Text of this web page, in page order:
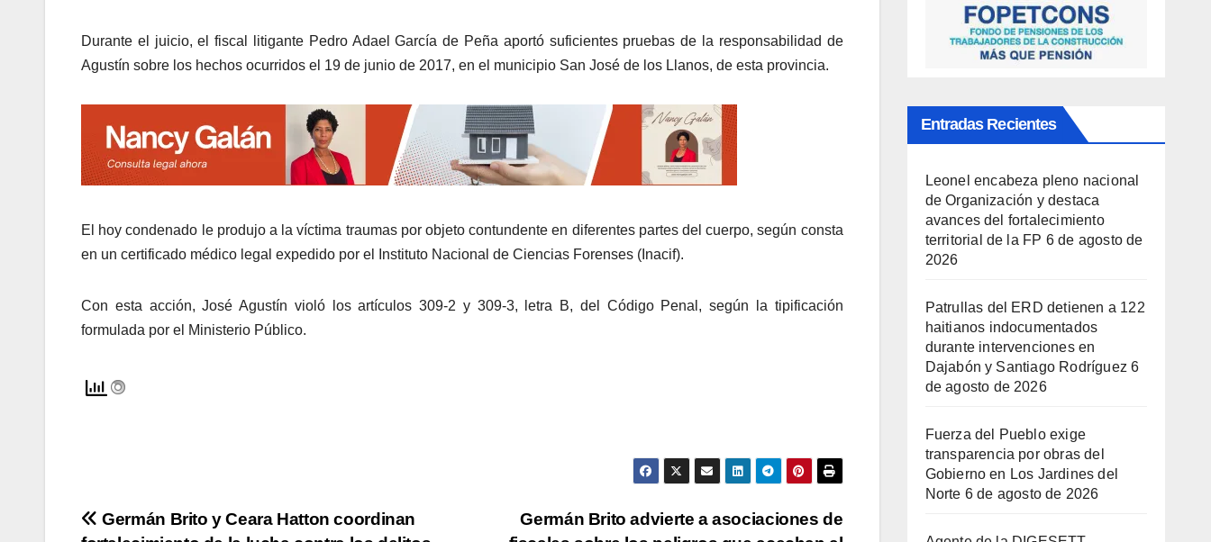
Durante el juicio, el fiscal litigante Pedro Adael García de Peña aportó suficientes pruebas de la responsabilidad de
Agustín sobre los hechos ocurridos el 19 de junio de 2017, en el municipio San José de los Llanos, de esta provincia.
El hoy condenado le produjo a la víctima traumas por objeto contundente en diferentes partes del cuerpo, según consta
en un certificado médico legal expedido por el Instituto Nacional de Ciencias Forenses (Inacif).
Con esta acción, José Agustín violó los artículos 309-2 y 309-3, letra B, del Código Penal, según la tipificación
formulada por el Ministerio Público.
Navegación
Germán Brito advierte a asociaciones de
Germán Brito y Ceara Hatton coordinan
Entradas Recientes
Leonel encabeza pleno nacional
de Organización y destaca
avances del fortalecimiento
territorial de la FP 6 de agosto de
2026
Patrullas del ERD detienen a 122
haitianos indocumentados
durante intervenciones en
Dajabón y Santiago Rodríguez 6
de agosto de 2026
Fuerza del Pueblo exige
transparencia por obras del
Gobierno en Los Jardines del
Norte 6 de agosto de 2026